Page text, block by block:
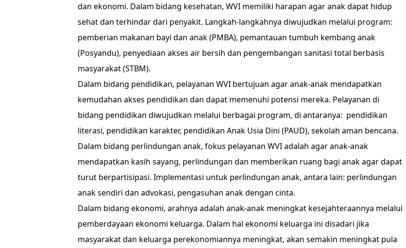
dan ekonomi. Dalam bidang kesehatan, WVI memiliki harapan agar anak dapat hidup
sehat dan terhindar dari penyakit. Langkah-langkahnya diwujudkan melalui program:
pemberian makanan bayi dan anak (PMBA), pemantauan tumbuh kembang anak
(Posyandu), penyediaan akses air bersih dan pengembangan sanitasi total berbasis
masyarakat (STBM).
Dalam bidang pendidikan, pelayanan WVI bertujuan agar anak-anak mendapatkan
kemudahan akses pendidikan dan dapat memenuhi potensi mereka. Pelayanan di
bidang pendidikan diwujudkan melalui berbagai program, di antaranya: pendidikan
literasi, pendidikan karakter, pendidikan Anak Usia Dini (PAUD), sekolah aman bencana.
Dalam bidang perlindungan anak, fokus pelayanan WVI adalah agar anak-anak
mendapatkan kasih sayang, perlindungan dan memberikan ruang bagi anak agar dapat
turut berpartisipasi. Implementasi untuk perlindungan anak, antara lain: perlindungan
anak sendiri dan advokasi, pengasuhan anak dengan cinta.
Dalam bidang ekonomi, arahnya adalah anak-anak meningkat kesejahteraannya melalui
pemberdayaan ekonomi keluarga. Dalam hal ekonomi keluarga ini disadari jika
masyarakat dan keluarga perekonomiannya meningkat, akan semakin meningkat pula